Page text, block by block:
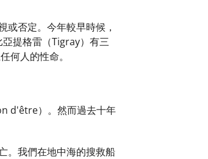
否定。今年較早時候，
提格雷（Tigray）有三
何人的性命。
d'être）。然而過去十年
。我們在地中海的搜救船